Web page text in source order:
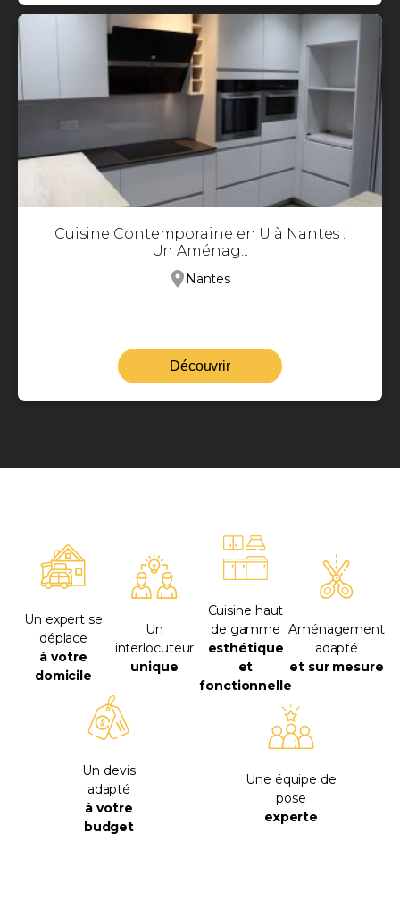
Cuisine Contemporaine en U à Nantes :
Un Aménag...
Nantes
Découvrir
Un expert se
déplace
à votre
domicile
Un
interlocuteur
unique
Cuisine haut
de gamme
esthétique
et
fonctionnelle
Aménagement
adapté
et sur mesure
Un devis
adapté
à votre
budget
Une équipe de
pose
experte